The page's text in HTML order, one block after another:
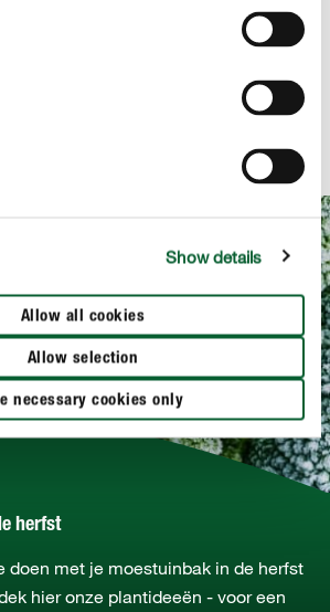
Show details
Allow all cookies
Allow selection
necessary cookies only
hoe je stap voor stap je eigen
herfst
doen met je moestuinbak in de herfst
hier onze plantideeën - voor een